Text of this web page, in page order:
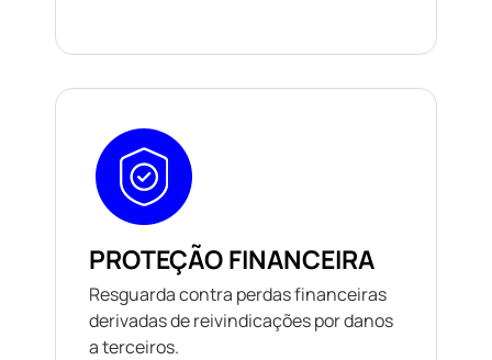
PROTEÇÃO FINANCEIRA
Resguarda contra perdas financeiras
derivadas de reivindicações por danos
a terceiros.